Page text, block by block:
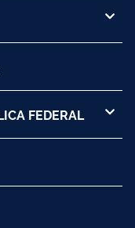
FEDERAL